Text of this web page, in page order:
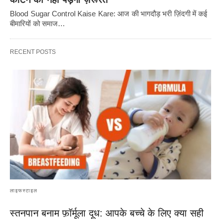
Blood Sugar Control Kaise Kare: आज की भागदौड़ भरी ज़िंदगी में कई
बीमारियों को समाज…
RECENT POSTS
लाइफस्टाइल
स्तनपान बनाम फ़ॉर्मूला दूध: आपके बच्चे के लिए क्या सही